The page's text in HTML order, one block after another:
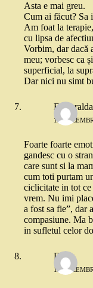
Asta e mai greu.
Cum ai făcut? Sa
Am foat la
cu lipsa de
Vorbim, dar dacă
meu; vorbesc ca
superficial, la
Dar nici nu simt
Esmeralda
15
Foarte foarte
gandesc cu o
care sunt si la
cum toti purtam
ciclicitate in tot
vrem. Nu imi
a fost sa fie”, dar
compasiune. Ma
in sufletul celor
Elena
15